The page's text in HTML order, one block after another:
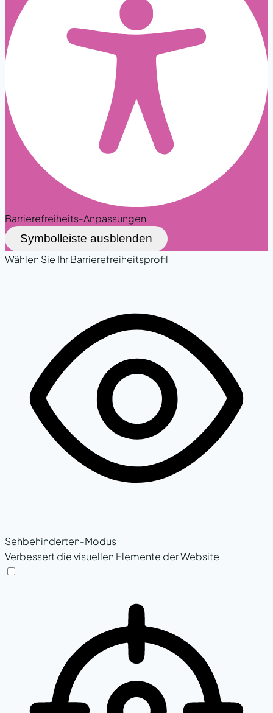
Barrierefreiheits-Anpassungen
Symbolleiste ausblenden
Wählen Sie Ihr Barrierefreiheitsprofil
Sehbehinderten-Modus
Verbessert die visuellen Elemente der Website